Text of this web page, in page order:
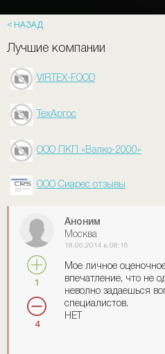
НАЗАД
Лучшие компании
VIRTEX-FOOD
ТехАргос
ООО ПКП «Вэлко-2000»
ООО Сиарес отзывы
1
4
Аноним
Москва
18.06.2014 в 08:16
Мое личное
впечатление, что не
неволно задаешься
специалистов.
НЕТ